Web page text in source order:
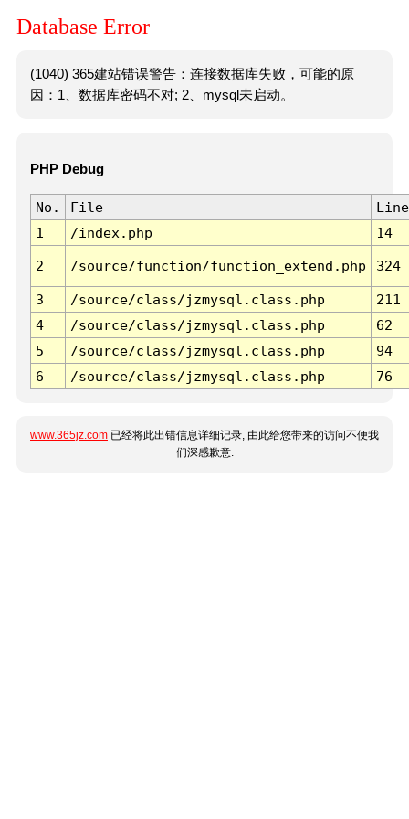
Database Error
(1040) 365建站错误警告：连接数据库失败，可能的原
因：1、数据库密码不对; 2、mysql未启动。
PHP Debug
No. File
Line
1
/index.php 14
2 /source/function/function_extend.php 324
3 /source/class/jzmysql.class.php
211
4
/source/class/jzmysql.class.php
62
5
/source/class/jzmysql.class.php
94
6
/source/class/jzmysql.class.php 76
www.365jz.com 已经将此出错信息详细记录, 由此给您带来的访问不便我
们深感歉意.